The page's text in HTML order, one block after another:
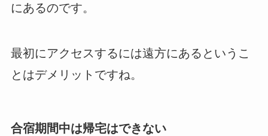
にあるのです。
最初にアクセスするには遠方にあるというこ
とはデメリットですね。
合宿期間中は帰宅はできない